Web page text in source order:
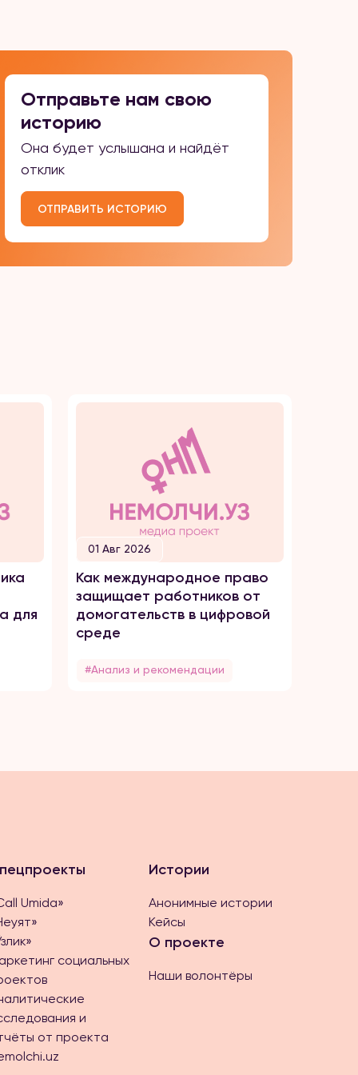
Отправьте нам свою
историю
Она будет услышана и найдёт
отклик
ОТПРАВИТЬ ИСТОРИЮ
для
01 Авг 2026
Как международное право
защищает работников от
домогательств в цифровой
среде
#Анализ и рекомендации
Umida»
социальных
и
от проекта
Истории
Анонимные истории
Кейсы
О проекте
Наши волонтёры